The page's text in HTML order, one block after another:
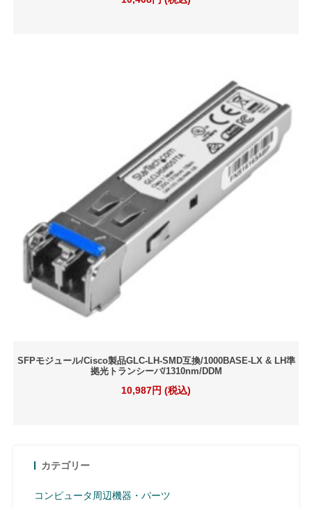
SFPモジュール/Cisco製品GLC-LH-SMD互換/1000BASE-LX & LH準
拠光トランシーバ/1310nm/DDM
10,987円 (税込)
カテゴリー
コンピュータ周辺機器・パーツ